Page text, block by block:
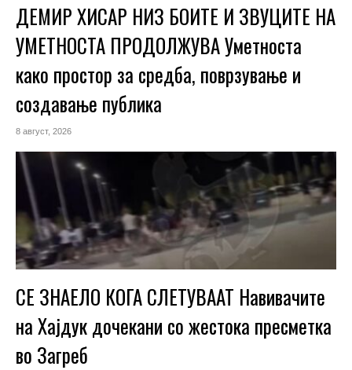
ДЕМИР ХИСАР НИЗ БОИТЕ И ЗВУЦИТЕ НА
УМЕТНОСТА ПРОДОЛЖУВА Уметноста
како простор за средба, поврзување и
создавање публика
8 август, 2026
СЕ ЗНАЕЛО КОГА СЛЕТУВААТ Навивачите
на Хајдук дочекани со жестока пресметка
во Загреб